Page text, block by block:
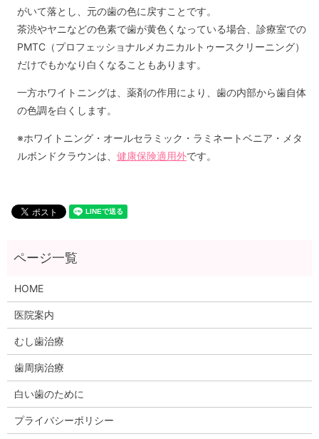
がいて落とし、元の歯の色に戻すことです。
茶渋やヤニなどの色素で歯が黄色くなっている場合、診療室での
PMTC（プロフェッショナルメカニカルトゥースクリーニング）
だけでもかなり白くなることもあります。
一方ホワイトニングは、薬剤の作用により、歯の内部から歯自体
の色調を白くします。
※ホワイトニング・オールセラミック・ラミネートベニア・メタ
ルボンドクラウンは、 健康保険適用外です。
HOME
医院案内
むし歯治療
歯周病治療
白い歯のために
プライバシーポリシー